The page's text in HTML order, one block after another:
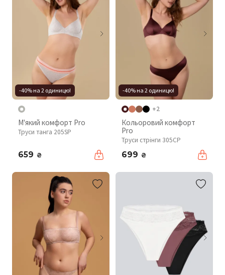
-40% на 2 одиницю!
М'який комфорт Pro
Труси танга 205SP
659 ₴
-40% на 2 одиницю!
+2
Кольоровий комфорт
Pro
Труси стрінги 305CP
699 ₴